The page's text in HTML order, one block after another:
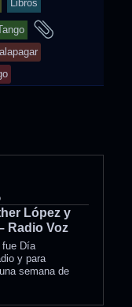
Libros
López y
Radio Voz
fue Día
y para
semana de